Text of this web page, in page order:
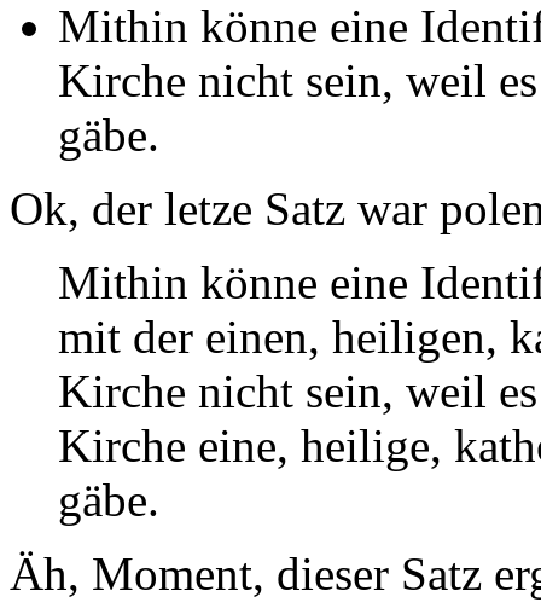
Mithin könne eine
Kirche nicht sein, weil
gäbe.
Ok, der letze Satz war
Mithin könne eine
mit der einen, heiligen,
Kirche nicht sein, weil
Kirche eine, heilige,
gäbe.
Äh, Moment, dieser Satz